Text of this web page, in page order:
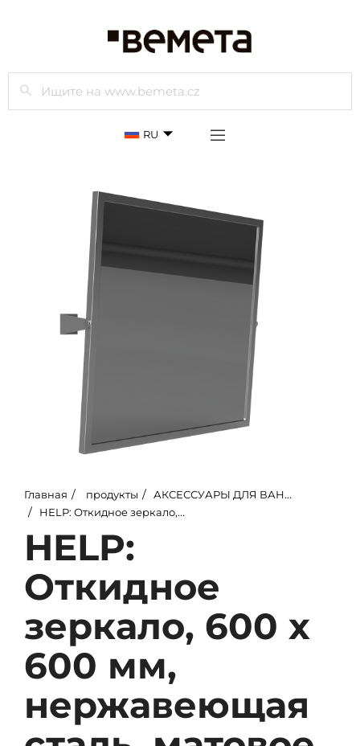
Просмотр
RU
Главная продукты
АКСЕССУАРЫ ДЛЯ ВАННЫХ КОМНАТ
HELP: Откидное зеркало, 600 x 600 мм, нержавеющая сталь, матовое
HELP:
Откидное
зеркало, 600 x
600 мм,
нержавеющая